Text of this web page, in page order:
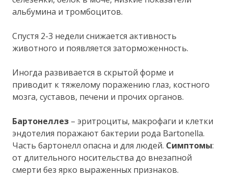
альбумина и тромбоцитов.
Спустя 2-3 недели снижается активность
животного и появляется заторможенность.
Иногда развивается в скрытой форме и
приводит к тяжелому поражению глаз, костного
мозга, суставов, печени и прочих органов.
Бартонеллез – эритроциты, макрофаги и клетки
эндотелия поражают бактерии рода Bartonella.
Часть бартонелл опасна и для людей. Симптомы:
от длительного носительства до внезапной
смерти без ярко выраженных признаков.